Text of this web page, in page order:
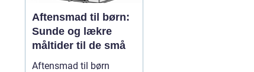
Aftensmad til børn:
Sunde og lækre
måltider til de små
Aftensmad til børn